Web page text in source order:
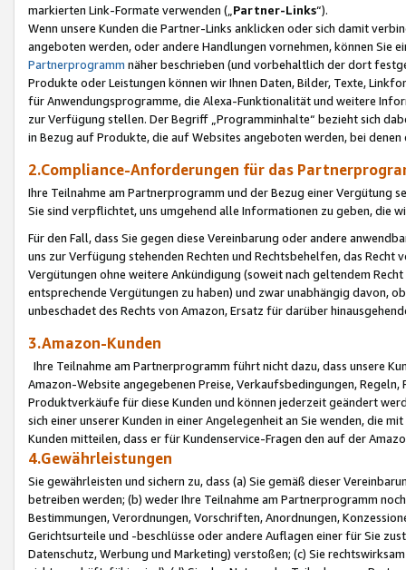
markierten Link-Formate verwenden („ Partner-Links“).
Wenn unsere Kunden die Partner-Links anklicken oder sich damit
angeboten werden, oder andere Handlungen vornehmen, können Sie
Partnerprogramm näher beschrieben (und vorbehaltlich der dort
Produkte oder Leistungen können wir Ihnen Daten, Bilder, Texte,
für Anwendungsprogramme, die Alexa-Funktionalität und weitere
zur Verfügung stellen. Der Begriff „Programminhalte“ bezieht sich
in Bezug auf Produkte, die auf Websites angeboten werden, bei
2.Compliance-Anforderungen für das
Ihre Teilnahme am Partnerprogramm und der Bezug einer Vergütung
Sie sind verpflichtet, uns umgehend alle Informationen zu geben, die
Für den Fall, dass Sie gegen diese Vereinbarung oder andere
uns zur Verfügung stehenden Rechten und Rechtsbehelfen, das
Vergütungen ohne weitere Ankündigung (soweit nach geltendem
entsprechende Vergütungen zu haben) und zwar unabhängig davon,
unbeschadet des Rechts von Amazon, Ersatz für darüber
3.Amazon-Kunden
Ihre Teilnahme am Partnerprogramm führt nicht dazu, dass unsere
Amazon-Website angegebenen Preise, Verkaufsbedingungen,
Produktverkäufe für diese Kunden und können jederzeit geändert
sich einer unserer Kunden in einer Angelegenheit an Sie wenden, die
Kunden mitteilen, dass er für Kundenservice-Fragen den auf der
4.Gewährleistungen
Sie gewährleisten und sichern zu, dass (a) Sie gemäß dieser
betreiben werden; (b) weder Ihre Teilnahme am Partnerprogramm
Bestimmungen, Verordnungen, Vorschriften, Anordnungen,
Gerichtsurteile und -beschlüsse oder andere Auflagen einer für Sie
Datenschutz, Werbung und Marketing) verstoßen; (c) Sie